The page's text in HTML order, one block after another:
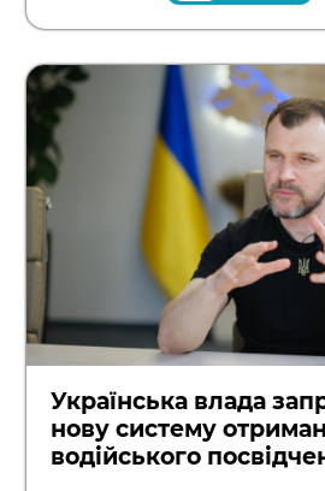
Українська влада
нову систему
водійського